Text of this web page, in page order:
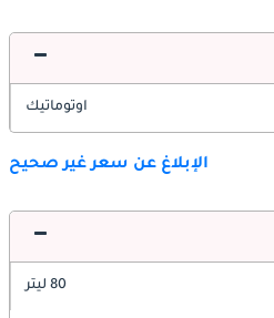
اوتوماتيك
الإبلاغ عن سعر غير صحيح
80 ليتر